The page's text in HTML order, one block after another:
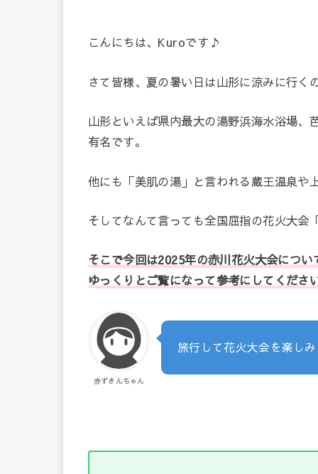
こんにちは、Kuroです♪
さて皆様、夏の暑い日は山形に涼みに行く
山形といえば県内最大の湯野浜海水浴場
有名です。
他にも「美肌の湯」と言われる蔵王温泉や
そしてなんて言っても全国屈指の花火大会
そこで今回は2025年の赤川花火大会につ
ゆっくりとご覧になって参考にしてくださ
赤ずきんちゃん
旅行して花火大会を楽し